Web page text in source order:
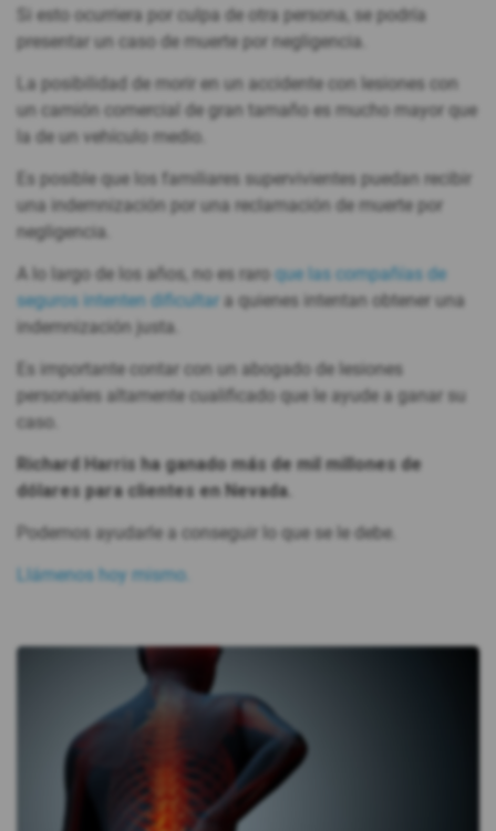
Si esto ocurriera por culpa de otra persona, se podría
presentar un caso de muerte por negligencia.
La posibilidad de morir en un accidente con lesiones con
un camión comercial de gran tamaño es mucho mayor que
la de un vehículo medio.
Es posible que los familiares supervivientes puedan recibir
una indemnización por una reclamación de muerte por
negligencia.
A lo largo de los años, no es raro que las compañías de
seguros intenten dificultar a quienes intentan obtener una
indemnización justa.
Es importante contar con un abogado de lesiones
personales altamente cualificado que le ayude a ganar su
caso.
Richard Harris ha ganado más de mil millones de
dólares para clientes en Nevada.
Podemos ayudarle a conseguir lo que se le debe.
Llámenos hoy mismo.